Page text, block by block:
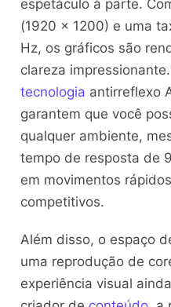
espetáculo à parte.
(1920 x 1200) e uma
Hz, os gráficos são
clareza
tecnologia antirreflexo
garantem que você
qualquer ambiente,
tempo de resposta de
em movimentos
competitivos.
Além disso, o espaço
uma reprodução de
experiência visual